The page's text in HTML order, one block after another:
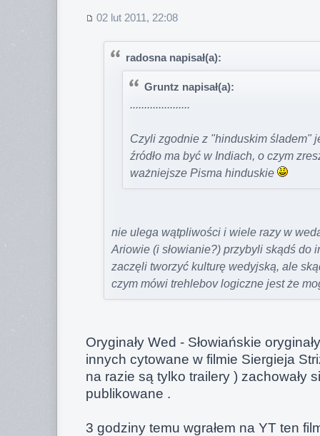
02 lut 2011, 22:08
radosna napisał(a):
Gruntz napisał(a):
.....................
Czyli zgodnie z "hinduskim śladem"
źródło ma być w Indiach, o czym
ważniejsze Pisma hinduskie
nie ulega wątpliwości i wiele razy w
Ariowie (i słowianie?) przybyli skądś do
zaczęli tworzyć kulturę wedyjską, ale
czym mówi trehlebov logiczne jest że
Oryginały Wed - Słowiańskie
innych cytowane w filmie Siergieja
na razie są tylko trailery ) zachowały
publikowane .
3 godziny temu wgrałem na YT ten